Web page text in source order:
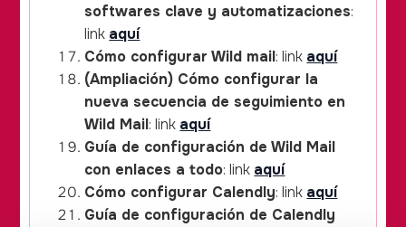
softwares clave y automatizaciones:
link aquí
Cómo configurar Wild mail: link aquí
(Ampliación) Cómo configurar la
nueva secuencia de seguimiento en
Wild Mail: link aquí
Guía de configuración de Wild Mail
con enlaces a todo: link aquí
Cómo configurar Calendly: link aquí
Guía de configuración de Calendly